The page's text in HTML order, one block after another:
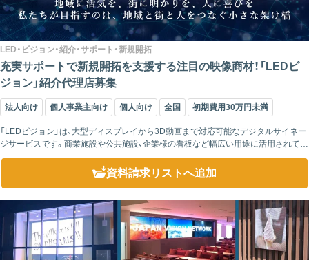
LED・ビジョン・紹介・サポート・新規開拓
充実サポートで新規開拓を支援する注目の映像商材！「LEDビ
ジョン」紹介代理店募集
法人向け 個人事業主向け 個人向け 全国 初期費用30万円未満
「LEDビジョン」は、大型ディスプレイから3D動画まで対応可能なデジタルサイネー
ジサービスです。商業施設や公共施設、企業様の看板など幅広い用途に活用されてい
ます。とくに、日差しの強い屋外でも視認性が高く、長寿命なため、安定した広...
資料請求リストへ追加